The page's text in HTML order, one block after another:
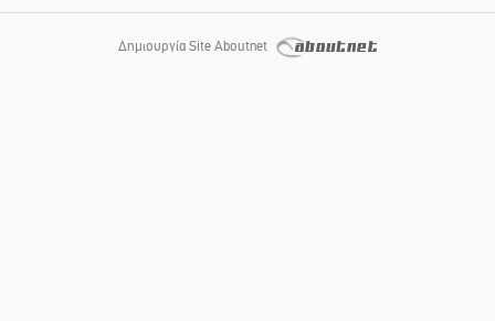
Δημιουργία Site Aboutnet